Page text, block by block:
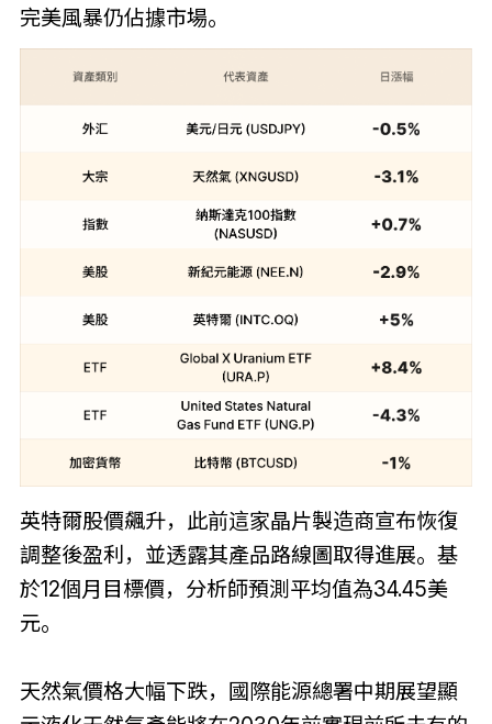
完美風暴仍佔據市場。
英特爾股價飆升，此前這家晶片製造商宣布恢復
調整後盈利，並透露其產品路線圖取得進展。基
於12個月目標價，分析師預測平均值為34.45美
元。
天然氣價格大幅下跌，國際能源總署中期展望顯